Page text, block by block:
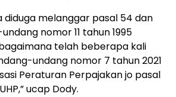
diduga melanggar pasal 54 dan
nomor 11 tahun 1995
telah beberapa kali
undang nomor 7 tahun 2021
Peraturan Perpajakan jo pasal
ucap Dody.